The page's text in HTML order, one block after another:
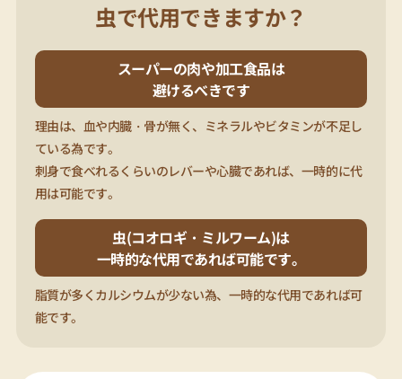
虫で代用できますか？
スーパーの肉や加工食品は
避けるべきです
理由は、血や内臓・骨が無く、ミネラルやビタミンが不足し
ている為です。
刺身で食べれるくらいのレバーや心臓であれば、一時的に代
用は可能です。
虫(コオロギ・ミルワーム)は
一時的な代用であれば可能です。
脂質が多くカルシウムが少ない為、一時的な代用であれば可
能です。